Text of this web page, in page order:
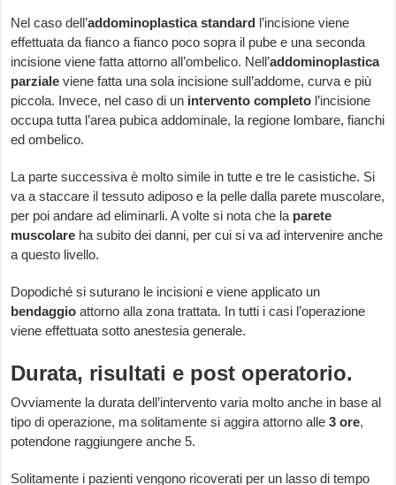
Nel caso dell’addominoplastica standard l’incisione viene
effettuata da fianco a fianco poco sopra il pube e una seconda
incisione viene fatta attorno all’ombelico. Nell’addominoplastica
parziale viene fatta una sola incisione sull’addome, curva e più
piccola. Invece, nel caso di un intervento completo l’incisione
occupa tutta l’area pubica addominale, la regione lombare, fianchi
ed ombelico.
La parte successiva è molto simile in tutte e tre le casistiche. Si
va a staccare il tessuto adiposo e la pelle dalla parete muscolare,
per poi andare ad eliminarli. A volte si nota che la parete
muscolare ha subito dei danni, per cui si va ad intervenire anche
a questo livello.
Dopodiché si suturano le incisioni e viene applicato un
bendaggio attorno alla zona trattata. In tutti i casi l’operazione
viene effettuata sotto anestesia generale.
Durata, risultati e post operatorio.
Ovviamente la durata dell’intervento varia molto anche in base al
tipo di operazione, ma solitamente si aggira attorno alle3 ore,
potendone raggiungere anche 5.
Solitamente i pazienti vengono ricoverati per un lasso di tempo